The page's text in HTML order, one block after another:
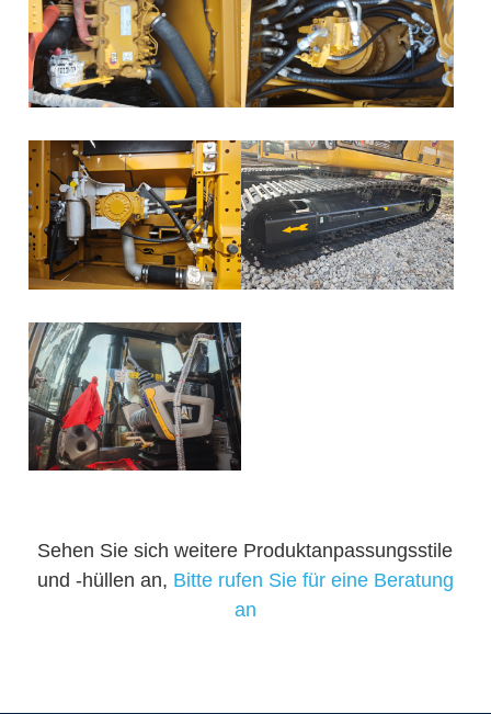
Sehen Sie sich weitere Produktanpassungsstile
und -hüllen an, Bitte rufen Sie für eine Beratung
an